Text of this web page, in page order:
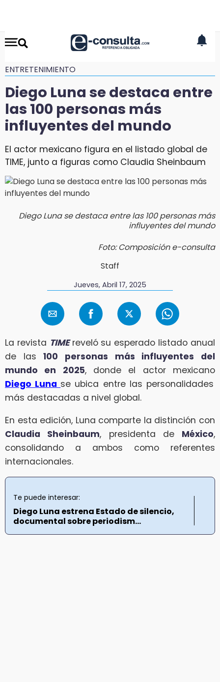
ENTRETENIMIENTO
Diego Luna se destaca entre
las 100 personas más
influyentes del mundo
El actor mexicano figura en el listado global de
TIME, junto a figuras como Claudia Sheinbaum
Diego Luna se destaca entre las 100 personas más
influyentes del mundo
Foto: Composición e-consulta
Staff
Jueves, Abril 17, 2025
La revista TIME reveló su esperado listado anual
de las100 personas más influyentes del
mundo en 2025, donde el actor mexicano
Diego Luna se ubica entre las personalidades
más destacadas a nivel global.
En esta edición, Luna comparte la distinción con
Claudia Sheinbaum, presidenta de México,
consolidando a ambos como referentes
internacionales.
Te puede interesar:
Diego Luna estrena Estado de silencio,
documental sobre periodism...